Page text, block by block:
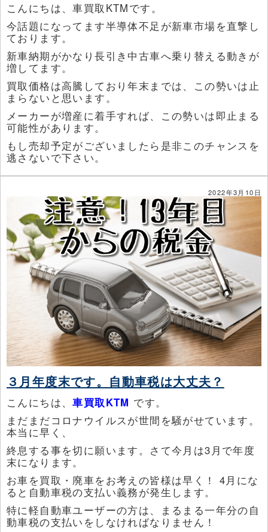
こんにちは、車買取KTMです。
今話題になってます半導体不足が新車市場を直撃し
ております。
新車納期がかなり長引き中古車へ乗り替える動きが
増してます。
買取価格は高騰しており年末までは、この勢いは止
まらないと思います。
メーカーが増産に着手すれば、この勢いは即止まる
可能性があります。
もし売却予定がございましたら是非このチャンスを
逃さないで下さい。
2022年3月10日
３月年度末です。自動車税は大丈夫？
こんにちは、車買取KTM です。
まだまだコロナウイルスが世間を騒がせています。
本当に早く、
終息する事を切に願います。さて今月は3月で年度
末になります。
お車を買取・廃車をお考えの皆様は早く！ 4月にな
ると自動車税の支払い義務が発生します。
特に軽自動車ユーザーの方は、まるまる一年分の自
動車税の支払いをしなければなりません！